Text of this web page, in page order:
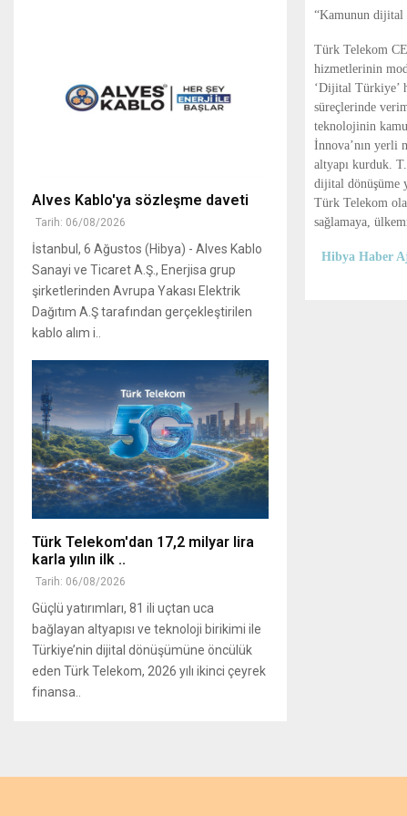
“Kamunun dijital
Türk Telekom
hizmetlerinin
‘Dijital Türkiye’
süreçlerinde
teknolojinin
İnnova’nın yerli
altyapı kurduk.
dijital dönüşüme
Türk Telekom
sağlamaya,
Hibya Haber
Alves Kablo'ya sözleşme daveti
Tarih: 06/08/2026
İstanbul, 6 Ağustos (Hibya) - Alves Kablo
Sanayi ve Ticaret A.Ş., Enerjisa grup
şirketlerinden Avrupa Yakası Elektrik
Dağıtım A.Ş tarafından gerçekleştirilen
kablo alım i..
Türk Telekom'dan 17,2 milyar lira
karla yılın ilk ..
Tarih: 06/08/2026
Güçlü yatırımları, 81 ili uçtan uca
bağlayan altyapısı ve teknoloji birikimi ile
Türkiye’nin dijital dönüşümüne öncülük
eden Türk Telekom, 2026 yılı ikinci çeyrek
finansa..